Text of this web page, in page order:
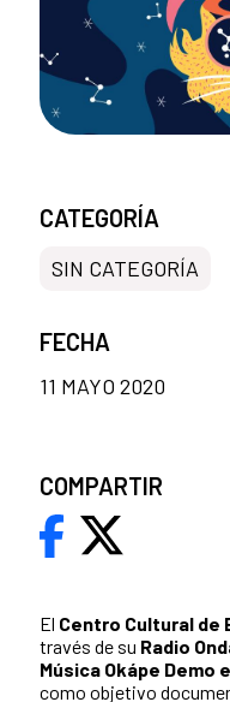
El Centro Cultural de
través de su Radio
Música Okápe Demo
como objetivo
CATEGORÍA
SIN CATEGORÍA
FECHA
11 MAYO 2020
COMPARTIR